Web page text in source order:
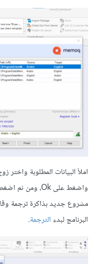
املأ البيانات المطلوبة
مشروع جديد بذاكرة ترجمة
البرنامج لبدء الترجمة.